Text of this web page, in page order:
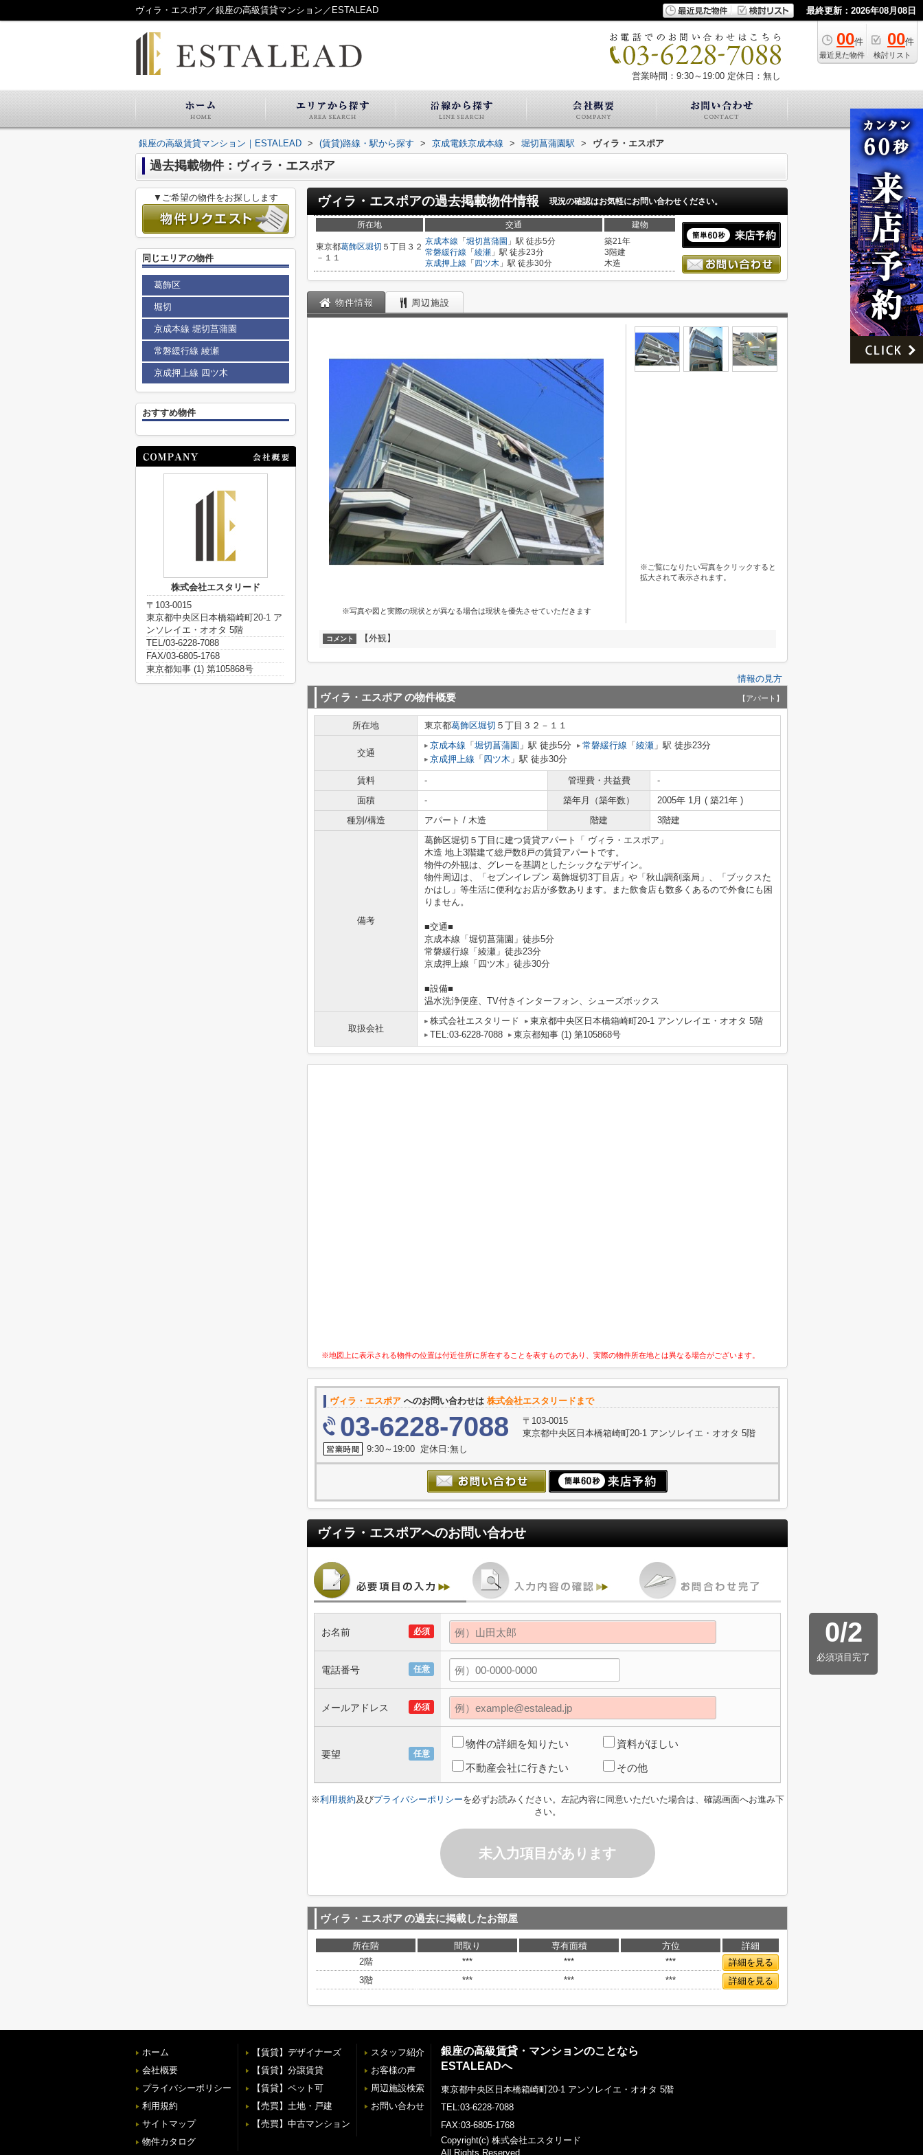
ヴィラ・エスポア／銀座の高級賃貸マンション／ESTALEAD 最終更新：2026年08月08日
00件
最近見た物件
00件
検討リスト
営業時間：9:30～19:00 定休日：無し
銀座の高級賃貸マンション｜ESTALEAD > (賃貸)路線・駅から探す > 京成電鉄京成本線 > 堀切菖蒲園駅 > ヴィラ・エスポア
過去掲載物件：ヴィラ・エスポア
ヴィラ・エスポアの過去掲載物件情報 現況の確認はお気軽にお問い合わせください。
所在地 交通 建物
東京都葛飾区堀切 ５丁目３２
－１１
京成本線 「 堀切菖蒲園 」駅 徒歩5分
常磐緩行線 「 綾瀬 」駅 徒歩23分
京成押上線 「 四ツ木 」駅 徒歩30分
築21年
3階建
木造
物件情報 周辺施設
※写真や図と実際の現状とが異なる場合は現状を優先させていただきます
※ご覧になりたい写真をクリックすると
拡大されて表示されます。
コメント 【外観】
情報の見方
ヴィラ・エスポアの物件概要 【アパート】
所在地 東京都葛飾区堀切 ５丁目３２－１１
交通
京成本線 「 堀切菖蒲園 」駅 徒歩5分 常磐緩行線 「 綾瀬 」駅 徒歩23分
京成押上線 「 四ツ木 」駅 徒歩30分
賃料 - 管理費・共益費
-
面積
- 築年月（築年数）
2005年 1月 ( 築21年 )
種別/構造
アパート / 木造 階建 3階建
備考
葛飾区堀切５丁目に建つ賃貸アパート「 ヴィラ・エスポア」
木造 地上3階建て総戸数8戸の賃貸アパートです。
物件の外観は、グレーを基調としたシックなデザイン。
物件周辺は、「セブンイレブン 葛飾堀切3丁目店」や「秋山調剤薬局」、「ブックスた
かはし」等生活に便利なお店が多数あります。また飲食店も数多くあるので外食にも困
りません。
■交通■
京成本線「堀切菖蒲園」徒歩5分
常磐緩行線「綾瀬」徒歩23分
京成押上線「四ツ木」徒歩30分
■設備■
温水洗浄便座、TV付きインターフォン、シューズボックス
取扱会社
株式会社エスタリード
東京都中央区日本橋箱崎町20-1 アンソレイエ・オオタ 5階
TEL:03-6228-7088
東京都知事 (1) 第105868号
※地図上に表示される物件の位置は付近住所に所在することを表すものであり、実際の物件所在地とは異なる場合がございます。
ヴィラ・エスポア へのお問い合わせは 株式会社エスタリードまで
03-6228-7088
〒103-0015
東京都中央区日本橋箱崎町20-1 アンソレイエ・オオタ 5階
9:30～19:00 定休日:無し
ヴィラ・エスポアへのお問い合わせ
0/2
必須項目完了
必須
お名前
任意
電話番号
必須
メールアドレス
任意
要望
物件の詳細を知りたい 資料がほしい
不動産会社に行きたい その他
※利用規約及びプライバシーポリシーを必ずお読みください。左記内容に同意いただいた場合は、確認画面へお進み下
さい。
未入力項目があります
ヴィラ・エスポアの過去に掲載したお部屋
所在階 間取り 専有面積 方位
詳細
2階
*** *** ***
詳細を見る
3階
*** *** *** 詳細を見る
▼ご希望の物件をお探しします
同じエリアの物件
葛飾区
堀切
京成本線 堀切菖蒲園
常磐緩行線 綾瀬
京成押上線 四ツ木
おすすめ物件
株式会社エスタリード
〒103-0015
東京都中央区日本橋箱崎町20-1 ア
ンソレイエ・オオタ 5階
TEL/03-6228-7088
FAX/03-6805-1768
東京都知事 (1) 第105868号
ホーム
会社概要
プライバシーポリシー
利用規約
サイトマップ
物件カタログ
【賃貸】デザイナーズ
【賃貸】分譲賃貸
【賃貸】ペット可
【売買】土地・戸建
【売買】中古マンション
スタッフ紹介
お客様の声
周辺施設検索
お問い合わせ
銀座の高級賃貸・マンションのことなら
ESTALEADへ
東京都中央区日本橋箱崎町20-1 アンソレイエ・オオタ 5階
TEL:03-6228-7088
FAX:03-6805-1768
Copyright(c) 株式会社エスタリード
All Rights Reserved.